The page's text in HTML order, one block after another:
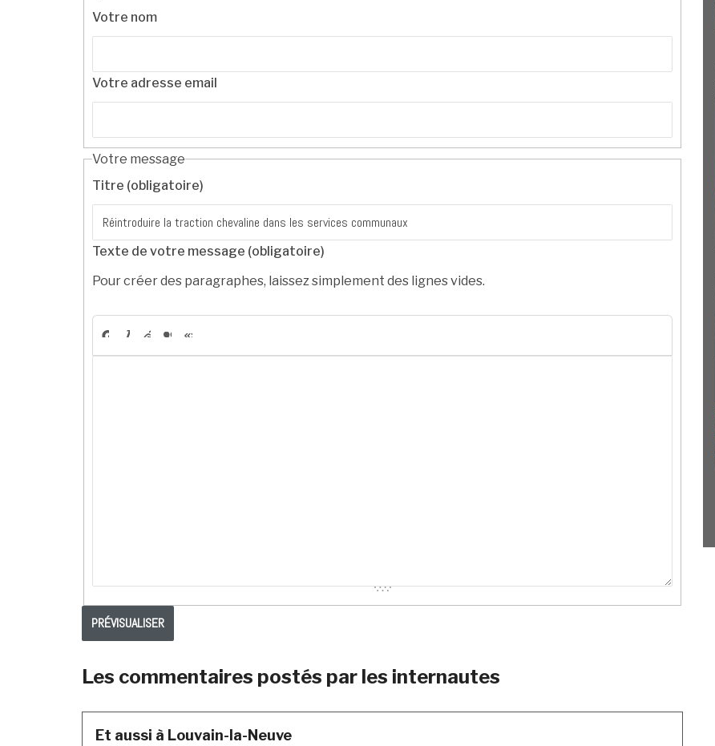
Votre nom
Votre adresse email
Votre message
Titre (obligatoire)
Texte de votre message (obligatoire)
Pour créer des paragraphes, laissez simplement des lignes vides.
Les commentaires postés par les internautes
Et aussi à Louvain-la-Neuve